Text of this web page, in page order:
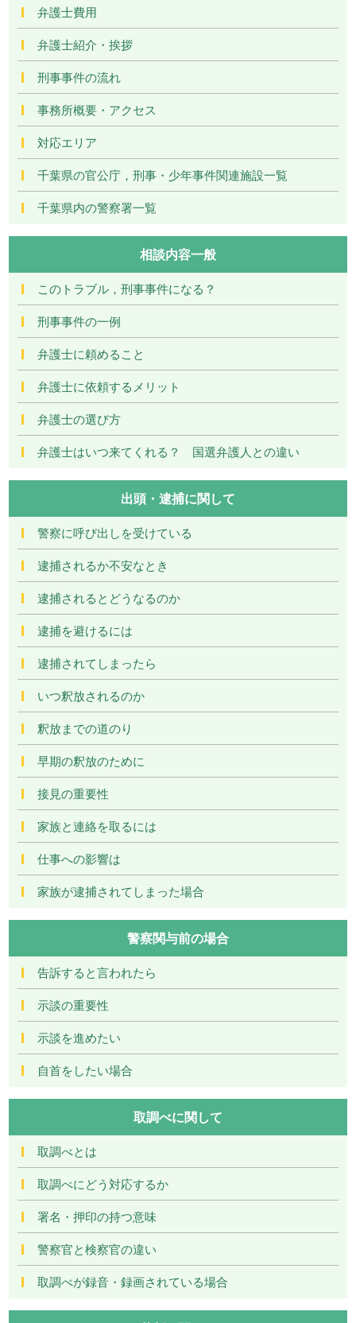
弁護士費用
弁護士紹介・挨拶
刑事事件の流れ
事務所概要・アクセス
対応エリア
千葉県の官公庁，刑事・少年事件関連施設一覧
千葉県内の警察署一覧
相談内容一般
このトラブル，刑事事件になる？
刑事事件の一例
弁護士に頼めること
弁護士に依頼するメリット
弁護士の選び方
弁護士はいつ来てくれる？ 国選弁護人との違い
出頭・逮捕に関して
警察に呼び出しを受けている
逮捕されるか不安なとき
逮捕されるとどうなるのか
逮捕を避けるには
逮捕されてしまったら
いつ釈放されるのか
釈放までの道のり
早期の釈放のために
接見の重要性
家族と連絡を取るには
仕事への影響は
家族が逮捕されてしまった場合
警察関与前の場合
告訴すると言われたら
示談の重要性
示談を進めたい
自首をしたい場合
取調べに関して
取調べとは
取調べにどう対応するか
署名・押印の持つ意味
警察官と検察官の違い
取調べが録音・録画されている場合